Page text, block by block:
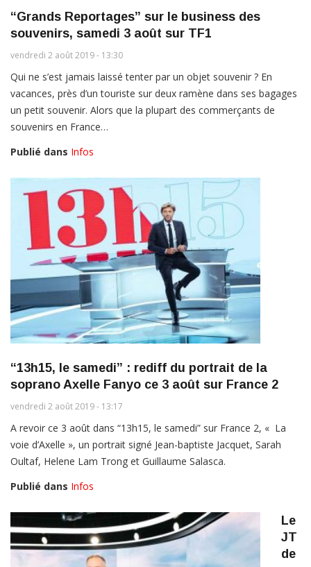
“Grands Reportages” sur le business des
souvenirs, samedi 3 août sur TF1
vendredi 2 août 2019 - 13:30
Qui ne s’est jamais laissé tenter par un objet souvenir ? En
vacances, près d’un touriste sur deux ramène dans ses bagages
un petit souvenir. Alors que la plupart des commerçants de
souvenirs en France…
Publié dans Infos
“13h15, le samedi” : rediff du portrait de la
soprano Axelle Fanyo ce 3 août sur France 2
vendredi 2 août 2019 - 13:17
A revoir ce 3 août dans “13h15, le samedi” sur France 2, « La
voie d’Axelle », un portrait signé Jean-baptiste Jacquet, Sarah
Oultaf, Helene Lam Trong et Guillaume Salasca.
Publié dans Infos
Le
JT
de